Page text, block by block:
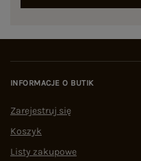
INFORMACJE O BUTIK
Zarejestruj się
Koszyk
Listy zakupowe